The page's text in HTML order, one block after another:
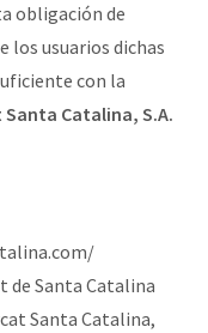
obligación de
los usuarios dichas
con la
Santa Catalina, S.A.
de Santa Catalina
Santa Catalina,